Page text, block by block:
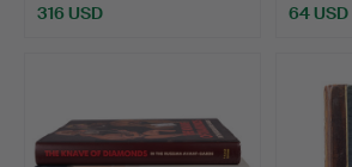
316 USD 64 USD